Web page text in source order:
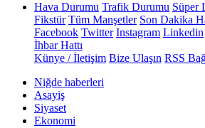
Hava Durumu Trafik Durumu Süper
Fikstür Tüm Manşetler Son Dakika
Facebook Twitter Instagram Linkedin
İhbar Hattı
Künye / İletişim Bize Ulaşın RSS
Niğde haberleri
Asayiş
Siyaset
Ekonomi